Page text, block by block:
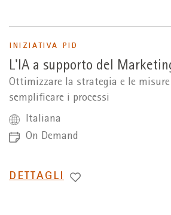
INIZIATIVA PID
L'IA a supporto del
Ottimizzare la strategia e le
semplificare i processi
Italiana
On Demand
PASSA
DETTAGLI